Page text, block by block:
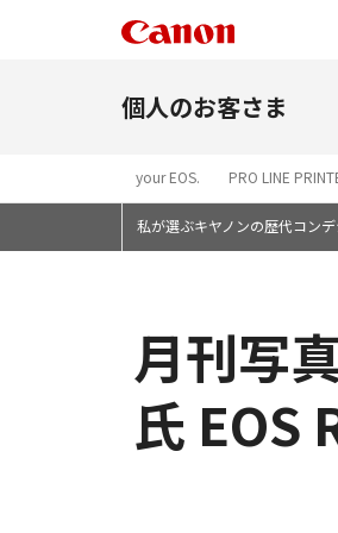
個人のお客さま
your EOS. PRO LINE
私が選ぶキヤノンの歴代コン
月刊写
氏 EOS